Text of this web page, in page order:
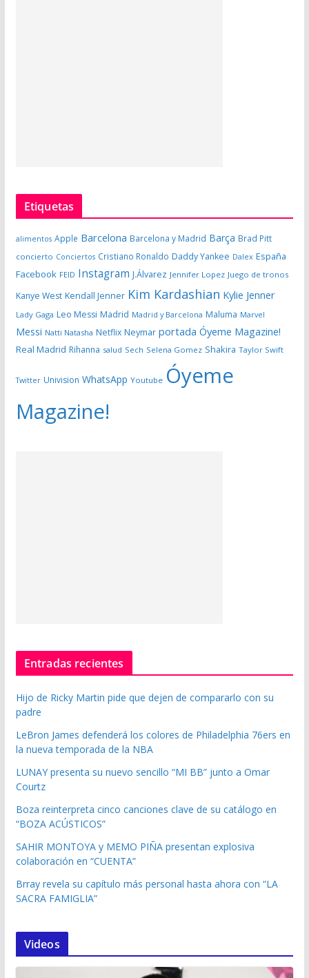
Etiquetas
alimentos Apple Barcelona Barcelona y Madrid Barça Brad Pitt
concierto Conciertos Cristiano Ronaldo Daddy Yankee Dalex España
Facebook FEID Instagram J.Álvarez Jennifer Lopez Juego de tronos
Kanye West Kendall Jenner Kim Kardashian Kylie Jenner
Lady Gaga Leo Messi Madrid Madrid y Barcelona Maluma Marvel
Messi Natti Natasha Netflix Neymar portada Óyeme Magazine!
Real Madrid Rihanna salud Sech Selena Gomez Shakira Taylor Swift
Twitter Univision WhatsApp Youtube Óyeme
Magazine!
Entradas recientes
Hijo de Ricky Martin pide que dejen de compararlo con su
padre
LeBron James defenderá los colores de Philadelphia 76ers en
la nueva temporada de la NBA
LUNAY presenta su nuevo sencillo “MI BB” junto a Omar
Courtz
Boza reinterpreta cinco canciones clave de su catálogo en
“BOZA ACÚSTICOS”
SAHIR MONTOYA y MEMO PIÑA presentan explosiva
colaboración en “CUENTA”
Brray revela su capítulo más personal hasta ahora con “LA
SACRA FAMIGLIA”
Videos